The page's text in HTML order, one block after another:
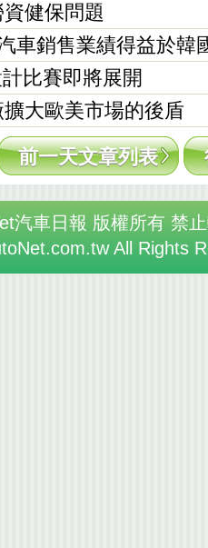
健保問題
車銷售業績得益於韓
比賽即將展開
大歐美市場的後盾
前一天文章列表
汽車日報 版權所有 禁
All Rights